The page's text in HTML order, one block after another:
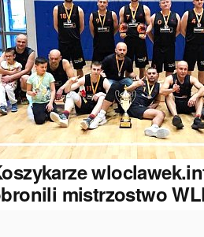
mistrzostwo